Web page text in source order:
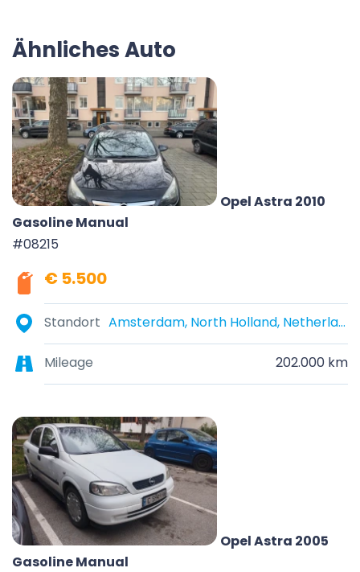
Ähnliches Auto
Opel Astra 2010
Gasoline Manual
#08215
€ 5.500
Standort Amsterdam, North Holland, Netherlands
Mileage 202.000 km
Opel Astra 2005
Gasoline Manual